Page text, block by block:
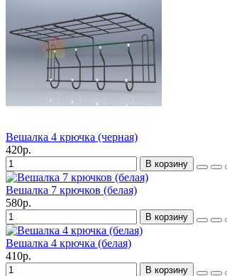
Вешалка 4 крючка (черная)
420р.
В корзину
Вешалка 7 крючков (белая)
580р.
В корзину
Вешалка 4 крючка (белая)
410р.
В корзину